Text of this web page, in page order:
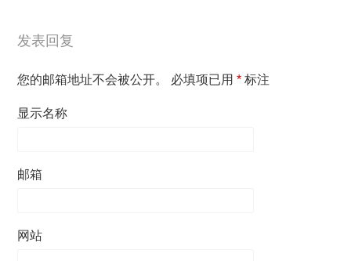
发表回复
您的邮箱地址不会被公开。 必填项已用* 标注
显示名称
邮箱
网站